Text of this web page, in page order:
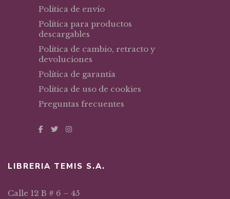
Política de envío
Política para productos
descargables
Política de cambio, retracto y
devoluciones
Política de garantía
Política de uso de cookies
Preguntas frecuentes
LIBRERIA TEMIS S.A.
Calle 12 B # 6 – 45